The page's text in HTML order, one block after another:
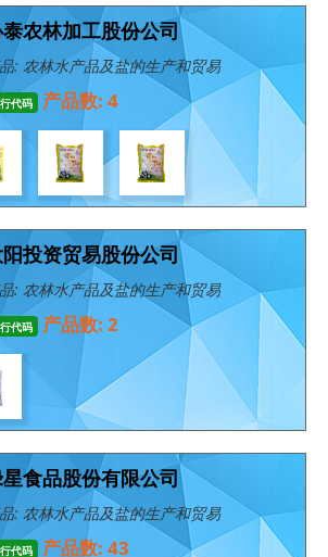
农林加工股份公司
: 农林水产品及盐的生产和贸易
代码 产品数: 4
投资贸易股份公司
: 农林水产品及盐的生产和贸易
代码 产品数: 2
食品股份有限公司
: 农林水产品及盐的生产和贸易
代码 产品数: 43